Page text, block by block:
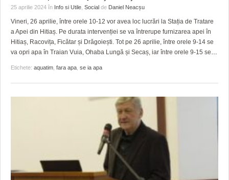
25 aprilie 2024 în Info si Utile, Social de Daniel Neacșu
Vineri, 26 aprilie, între orele 10-12 vor avea loc lucrări la Stația de Tratare
a Apei din Hitiaș. Pe durata intervenției se va întrerupe furnizarea apei în
Hitiaș, Racovița, Ficătar și Drăgoiești. Tot pe 26 aprilie, între orele 9-14 se
va opri apa în Traian Vuia, Ohaba Lungă și Secaș, iar între orele 9-15 se…
Etichete: aquatim, fara apa, se ia apa